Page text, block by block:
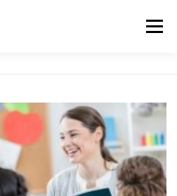
Menu
PROFIL ALUMNI